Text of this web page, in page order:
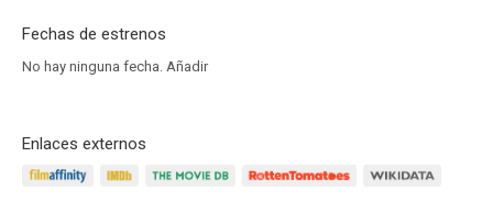
Fechas de estrenos
No hay ninguna fecha. Añadir
Enlaces externos